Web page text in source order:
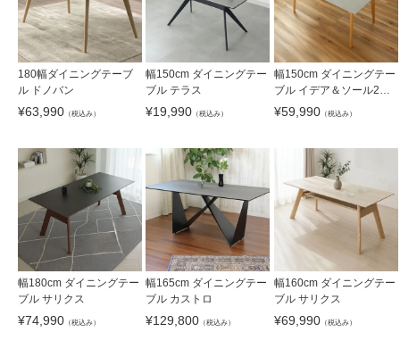
180幅ダイニングテーブ
ル ドノバン
¥63,990 （税込み）
幅150cm ダイニングテー
ブル テラス
¥19,990 （税込み）
幅150cm ダイニングテー
ブル イデア＆ソール2（4
本脚）
¥59,990（税込み）
幅180cm ダイニングテー
ブル サリクス
¥74,990 （税込み）
幅165cm ダイニングテー
ブル カストロ
¥129,800 （税込み）
幅160cm ダイニングテー
ブル サリクス
¥69,990（税込み）